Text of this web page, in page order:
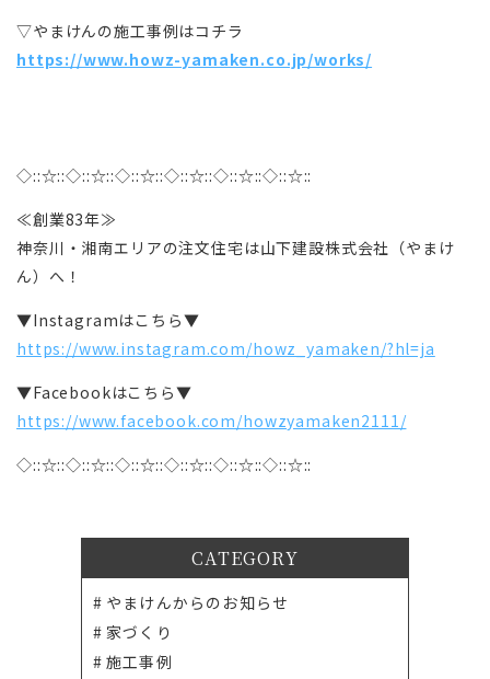
▽やまけんの施工事例はコチラ
https://www.howz-yamaken.co.jp/works/
◇::☆::◇::☆::◇::☆::◇::☆::◇::☆::◇::☆::
≪創業83年≫
神奈川・湘南エリアの注文住宅は山下建設株式会社（やまけ
ん）へ！
▼Instagramはこちら▼
https://www.instagram.com/howz_yamaken/?hl=ja
▼Facebookはこちら▼
https://www.facebook.com/howzyamaken2111/
◇::☆::◇::☆::◇::☆::◇::☆::◇::☆::◇::☆::
CATEGORY
やまけんからのお知らせ
家づくり
施工事例